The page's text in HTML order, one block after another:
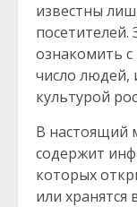
известны
посетителей.
ознакомить
число людей,
культурой
В настоящий
содержит
которых
или хранятся